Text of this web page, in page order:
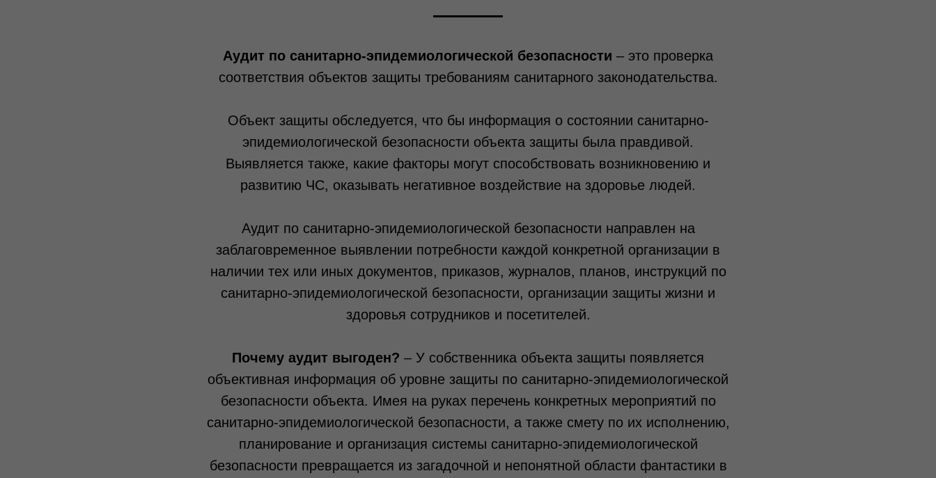
Аудит по санитарно-эпидемиологической безопасности – это проверка
соответствия объектов защиты требованиям санитарного законодательства.
Объект защиты обследуется, что бы информация о состоянии санитарно-
эпидемиологической безопасности объекта защиты была правдивой.
Выявляется также, какие факторы могут способствовать возникновению и
развитию ЧС, оказывать негативное воздействие на здоровье людей.
Аудит по санитарно-эпидемиологической безопасности направлен на
заблаговременное выявлении потребности каждой конкретной организации в
наличии тех или иных документов, приказов, журналов, планов, инструкций по
санитарно-эпидемиологической безопасности, организации защиты жизни и
здоровья сотрудников и посетителей.
Почему аудит выгоден? – У собственника объекта защиты появляется
объективная информация об уровне защиты по санитарно-эпидемиологической
безопасности объекта. Имея на руках перечень конкретных мероприятий по
санитарно-эпидемиологической безопасности, а также смету по их исполнению,
планирование и организация системы санитарно-эпидемиологической
безопасности превращается из загадочной и непонятной области фантастики в